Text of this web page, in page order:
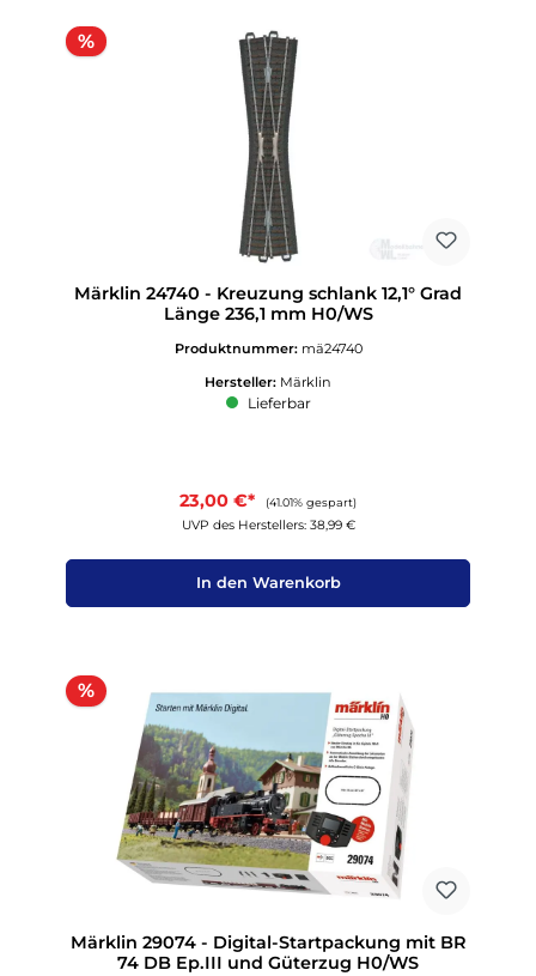
%Rabatt
Märklin 24740 - Kreuzung schlank 12,1° Grad
Länge 236,1 mm H0/WS
Produktnummer: mä24740
Hersteller: Märklin
Lieferbar
23,00 €* (41.01% gespart)
UVP des Herstellers: 38,99 €
In den Warenkorb
%Rabatt
Märklin 29074 - Digital-Startpackung mit BR
74 DB Ep.III und Güterzug H0/WS